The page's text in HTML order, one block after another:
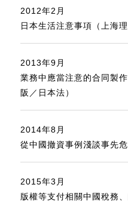
2012年2月
日本生活注意事項（上海
2013年9月
業務中應當注意的合同製
阪／日本法）
2014年8月
從中國撤資事例淺談事先
2015年3月
版權等支付相關中國稅務